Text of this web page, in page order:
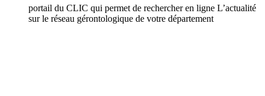
portail du CLIC qui permet de rechercher en ligne L’actualité
sur le réseau gérontologique de votre département